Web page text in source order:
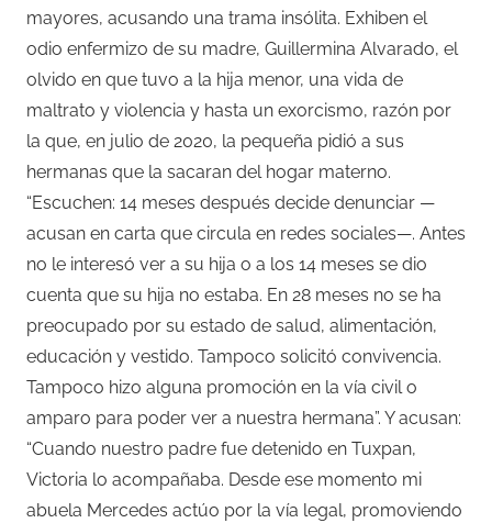
mayores, acusando una trama insólita. Exhiben el
odio enfermizo de su madre, Guillermina Alvarado, el
olvido en que tuvo a la hija menor, una vida de
maltrato y violencia y hasta un exorcismo, razón por
la que, en julio de 2020, la pequeña pidió a sus
hermanas que la sacaran del hogar materno.
“Escuchen: 14 meses después decide denunciar —
acusan en carta que circula en redes sociales—. Antes
no le interesó ver a su hija o a los 14 meses se dio
cuenta que su hija no estaba. En 28 meses no se ha
preocupado por su estado de salud, alimentación,
educación y vestido. Tampoco solicitó convivencia.
Tampoco hizo alguna promoción en la vía civil o
amparo para poder ver a nuestra hermana”. Y acusan:
“Cuando nuestro padre fue detenido en Tuxpan,
Victoria lo acompañaba. Desde ese momento mi
abuela Mercedes actúo por la vía legal, promoviendo